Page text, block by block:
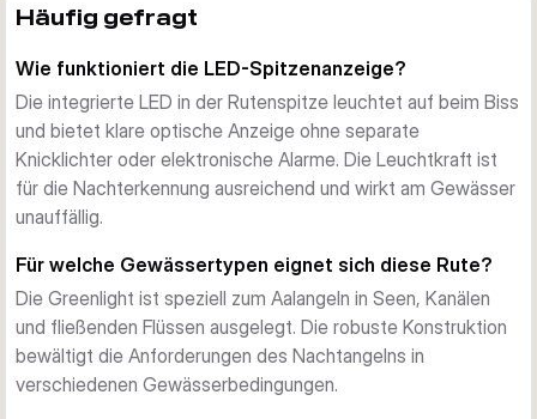
Reservekraft, die zum Landen großer Aale erforderlich ist.
Die LED-ausgestattete Spitze bietet leuchtende
Bissanzeige und ist ideal für Nachtangler. Die Leuchtkraft ist
ausreichend, um Bisse in völliger Dunkelheit zu erkennen,
wirkt aber am Gewässer unauffällig.
Praktische Konstruktion
Verfügbar in mehreren Längen und Spezifikationen in der
haltbare Qualität und ausreichend Rückgrat für sicheres
Aalangeln unter verschiedenen Bedingungen.
Häufig gefragt
Wie funktioniert die LED-Spitzenanzeige?
Die integrierte LED in der Rutenspitze leuchtet auf beim Biss
und bietet klare optische Anzeige ohne separate
Knicklichter oder elektronische Alarme. Die Leuchtkraft ist
für die Nachterkennung ausreichend und wirkt am Gewässer
unauffällig.
Für welche Gewässertypen eignet sich diese Rute?
Die Greenlight ist speziell zum Aalangeln in Seen, Kanälen
und fließenden Flüssen ausgelegt. Die robuste Konstruktion
bewältigt die Anforderungen des Nachtangelns in
verschiedenen Gewässerbedingungen.